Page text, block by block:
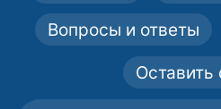
Вопросы и ответы
Оставить